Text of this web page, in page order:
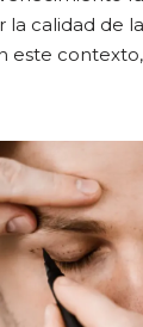
la calidad de
este